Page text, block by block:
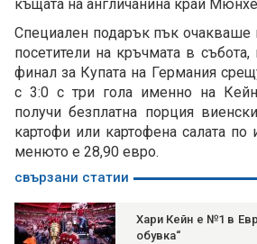
къщата на англичанина край
Специален подарък пък очакваше
посетители на кръчмата в събота,
финал за Купата на Германия
с 3:0 с три гола именно на
получи безплатна порция
картофи или картофена салата по
менюто е 28,90 евро.
свързани статии
Хари Кейн е №1 в
обувка“